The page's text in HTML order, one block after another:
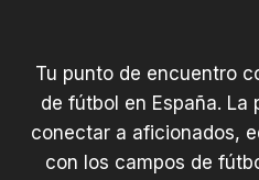
Tu punto de encuentro
de fútbol en España.
conectar a aficionados,
con los campos de